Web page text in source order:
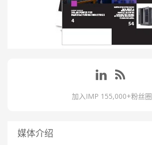
加入IMP 155,000+粉丝圈
媒体介绍